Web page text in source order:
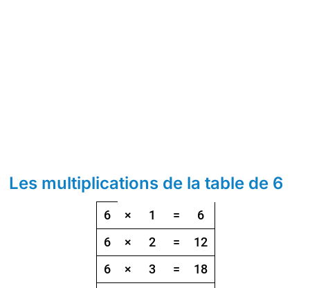
Les multiplications de la table de 6
Table de multiplication par 6, de 1 à 10
6 × 1 =
6
6
× 2 =
12
6
× 3 =
18